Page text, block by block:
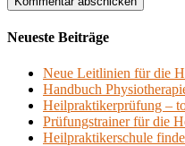
Neueste Beiträge
Neue Leitlinien für die
Handbuch
Heilpraktikerprüfung –
Prüfungstrainer für die
Heilpraktikerschule